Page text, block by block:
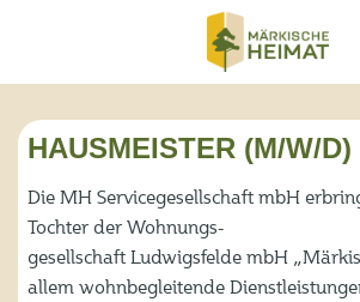
HAUSMEISTER (M/W/D)
Die MH Servicegesellschaft mbH
Tochter der Wohnungs-
gesellschaft Ludwigsfelde mbH
allem wohnbegleitende